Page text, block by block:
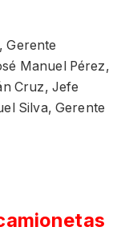
Gerente
Manuel Pérez,
Cruz, Jefe
Silva, Gerente